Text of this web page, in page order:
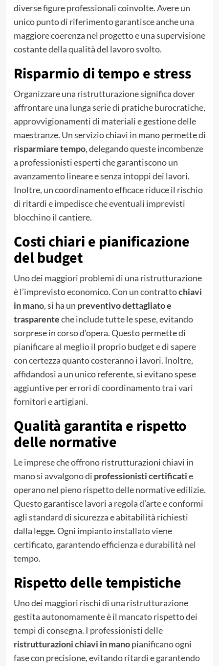
diverse figure professionali coinvolte. Avere un
unico punto di riferimento garantisce anche una
maggiore coerenza nel progetto e una supervisione
costante della qualità del lavoro svolto.
Risparmio di tempo e stress
Organizzare una ristrutturazione significa dover
affrontare una lunga serie di pratiche burocratiche,
approvvigionamenti di materiali e gestione delle
maestranze. Un servizio chiavi in mano permette di
risparmiare tempo, delegando queste incombenze
a professionisti esperti che garantiscono un
avanzamento lineare e senza intoppi dei lavori.
Inoltre, un coordinamento efficace riduce il rischio
di ritardi e impedisce che eventuali imprevisti
blocchino il cantiere.
Costi chiari e pianificazione
del budget
Uno dei maggiori problemi di una ristrutturazione
è l’imprevisto economico. Con un contrattochiavi
in mano, si ha un preventivo dettagliato e
trasparenteche include tutte le spese, evitando
sorprese in corso d’opera. Questo permette di
pianificare al meglio il proprio budget e di sapere
con certezza quanto costeranno i lavori. Inoltre,
affidandosi a un unico referente, si evitano spese
aggiuntive per errori di coordinamento tra i vari
fornitori e artigiani.
Qualità garantita e rispetto
delle normative
Le imprese che offrono ristrutturazioni chiavi in
mano si avvalgono di professionisti certificatie
operano nel pieno rispetto delle normative edilizie.
Questo garantisce lavori a regola d’arte e conformi
agli standard di sicurezza e abitabilità richiesti
dalla legge. Ogni impianto installato viene
certificato, garantendo efficienza e durabilità nel
tempo.
Rispetto delle tempistiche
Uno dei maggiori rischi di una ristrutturazione
gestita autonomamente è il mancato rispetto dei
tempi di consegna. I professionisti delle
ristrutturazioni chiavi in manopianificano ogni
fase con precisione, evitando ritardi e garantendo